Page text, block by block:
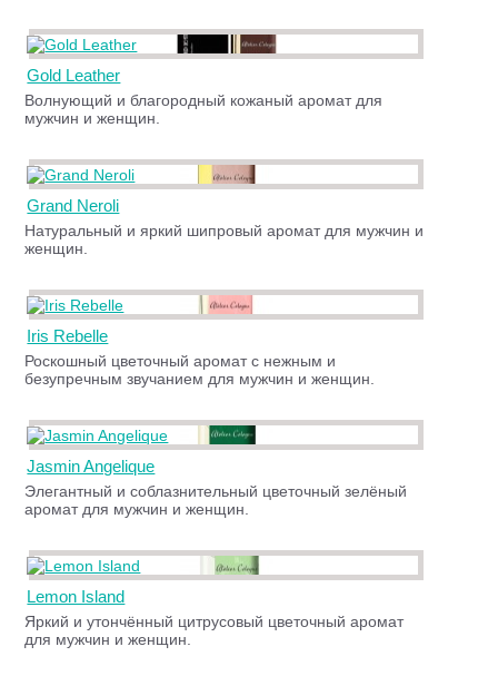
Gold Leather
Волнующий и благородный кожаный аромат для
мужчин и женщин.
Grand Neroli
Натуральный и яркий шипровый аромат для мужчин и
женщин.
Iris Rebelle
Роскошный цветочный аромат с нежным и
безупречным звучанием для мужчин и женщин.
Jasmin Angelique
Элегантный и соблазнительный цветочный зелёный
аромат для мужчин и женщин.
Lemon Island
Яркий и утончённый цитрусовый цветочный аромат
для мужчин и женщин.